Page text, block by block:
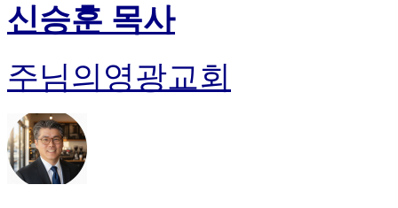
신승훈 목사
주님의영광교회